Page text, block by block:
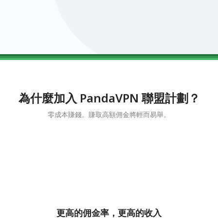
為什麼加入 PandaVPN 聯盟計劃？
零成本賺錢。賺取高額佣金將輕而易舉。
更高的佣金率，更高的收入